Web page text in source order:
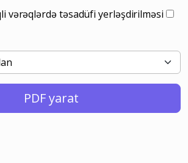
vərəqlərdə təsadüfi yerləşdirilməsi
PDF yarat